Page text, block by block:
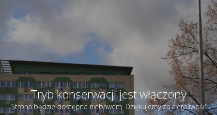
Tryb konserwacji jest włączony
Strona będzie dostępna niebawem. Dziękujemy za cierpliwość